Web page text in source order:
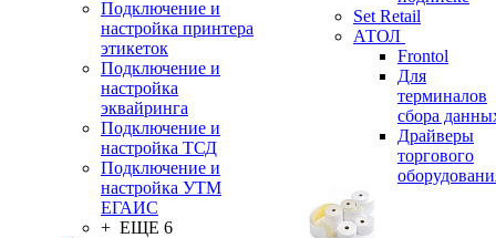
Подключение и
настройка принтера
этикеток
Подключение и
настройка
эквайринга
Подключение и
настройка ТСД
Подключение и
настройка УТМ
ЕГАИС
+ ЕЩЕ 6
Set Retail
АТОЛ
Frontol
Для
терминалов
сбора
Драйверы
торгового